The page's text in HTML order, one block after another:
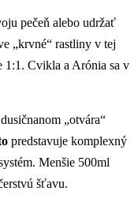
pečeň alebo udržať
„krvné“ rastliny v tej
1:1. Cvikla a Arónia sa v
„otvára“
predstavuje komplexný
Menšie 500ml
šťavu.